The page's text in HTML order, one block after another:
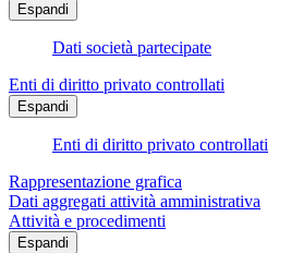
Espandi
Dati società partecipate
Enti di diritto privato controllati
Espandi
Enti di diritto privato controllati
Rappresentazione grafica
Dati aggregati attività amministrativa
Attività e procedimenti
Espandi